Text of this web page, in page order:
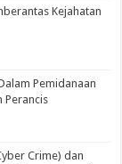
Kejahatan
Pemidanaan
Perancis
Crime) dan